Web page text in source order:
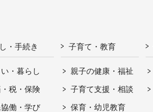
・手続き
・暮らし
・税・保険
働・学び
子育て・教育
親子の健康・福祉
子育て支援・相談
保育・幼児教育